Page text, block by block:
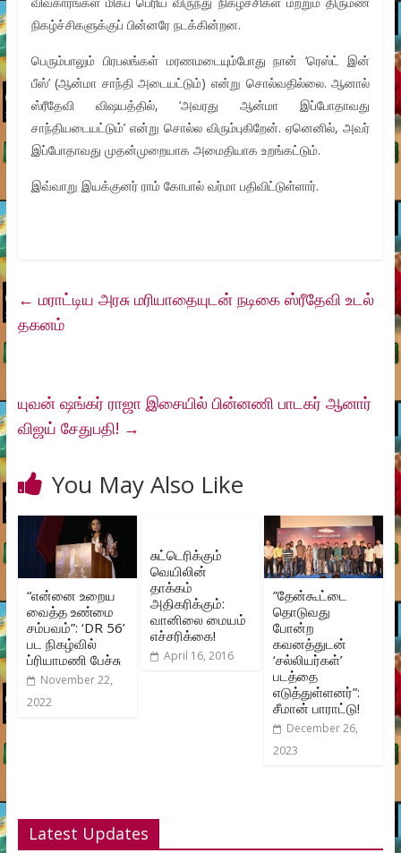
நிகழ்ச்சிகளுக்குப் பின்னரே நடக்கின்றன.
பெரும்பாலும் பிரபலங்கள் மரணமடையும்போது நான் ‘ரெஸ்ட் இன்
பீஸ்’ (ஆன்மா சாந்தி அடையட்டும்) என்று சொல்வதில்லை. ஆனால்
ஸ்ரீதேவி விஷயத்தில், ‘அவரது ஆன்மா இப்போதாவது
சாந்தியடையட்டும்’ என்று சொல்ல விரும்புகிறேன். ஏனெனில், அவர்
இப்போதாவது முதன்முறையாக அமைதியாக உறங்கட்டும்.
இவ்வாறு இயக்குனர் ராம் கோபால் வர்மா பதிவிட்டுள்ளார்.
← மராட்டிய அரசு மரியாதையுடன் நடிகை ஸ்ரீதேவி உடல்
தகனம்
யுவன் ஷங்கர் ராஜா இசையில் பின்னணி பாடகர் ஆனார்
விஜய் சேதுபதி! →
You May Also Like
“என்னை உறைய
வைத்த உண்மை
சம்பவம்”: ‘DR 56’
பட நிகழ்வில்
ப்ரியாமணி பேச்சு
November 22,
2022
சுட்டெரிக்கும்
வெயிலின்
தாக்கம்
அதிகரிக்கும்:
வானிலை மையம்
எச்சரிக்கை!
April 16, 2016
”தேன்கூட்டை
தொடுவது
போன்ற
கவனத்துடன்
‘சல்லியர்கள்’
படத்தை
எடுத்துள்ளனர்”:
சீமான் பாராட்டு!
December 26,
2023
Latest Updates